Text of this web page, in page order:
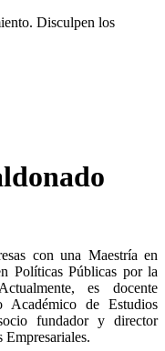
Disculpen los
con una Maestría en
Políticas Públicas por la
es docente
Académico de Estudios
fundador y director
Empresariales.